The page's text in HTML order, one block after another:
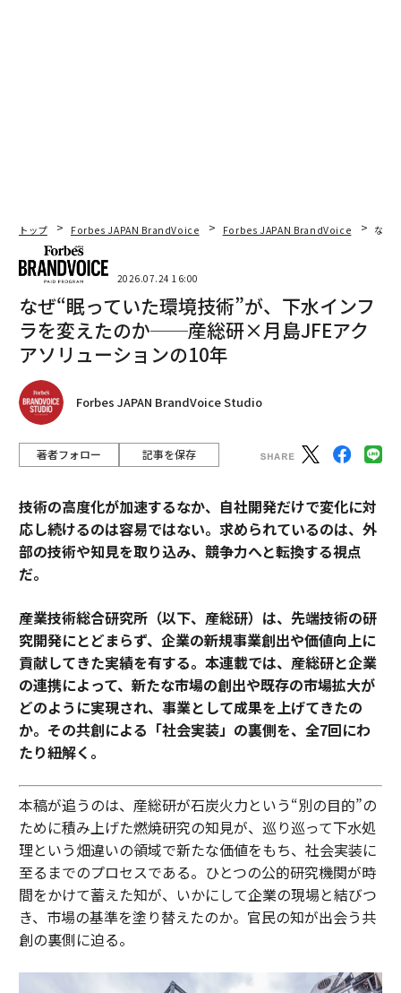
トップ Forbes JAPAN BrandVoice Forbes JAPAN BrandVoice なぜ
2026.07.24 16:00
なぜ“眠っていた環境技術”が、下水インフ
ラを変えたのか──産総研×月島JFEアク
アソリューションの10年
Forbes JAPAN BrandVoice Studio
著者フォロー 記事を保存
技術の高度化が加速するなか、自社開発だけで変化に対
応し続けるのは容易ではない。求められているのは、外
部の技術や知見を取り込み、競争力へと転換する視点
だ。
産業技術総合研究所（以下、産総研）は、先端技術の研
究開発にとどまらず、企業の新規事業創出や価値向上に
貢献してきた実績を有する。本連載では、産総研と企業
の連携によって、新たな市場の創出や既存の市場拡大が
どのように実現され、事業として成果を上げてきたの
か。その共創による「社会実装」の裏側を、全7回にわ
たり紐解く。
本稿が追うのは、産総研が石炭火力という“別の目的”の
ために積み上げた燃焼研究の知見が、巡り巡って下水処
理という畑違いの領域で新たな価値をもち、社会実装に
至るまでのプロセスである。ひとつの公的研究機関が時
間をかけて蓄えた知が、いかにして企業の現場と結びつ
き、市場の基準を塗り替えたのか。官民の知が出会う共
創の裏側に迫る。